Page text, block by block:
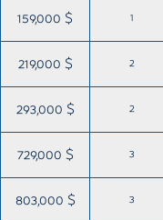
1
159,000 $
2
219,000 $
2
293,000 $
3
729,000 $
3
803,000 $